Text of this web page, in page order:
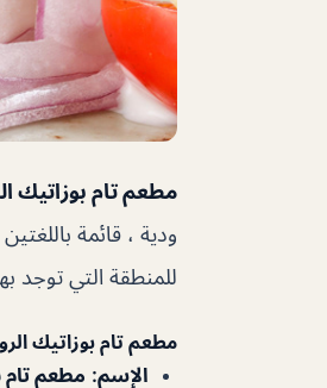
مطعم تام بوزاتيك
ودية ، قائمة
للمنطقة التي توجد
مطعم تام بوزاتيك
الإسم: مطعم تام